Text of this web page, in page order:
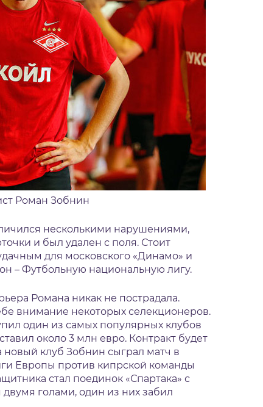
Роман Зобнин
несколькими нарушениями,
и был удален с поля. Стоит
для московского «Динамо» и
– Футбольную национальную лигу.
Романа никак не пострадала.
внимание некоторых селекционеров.
один из самых популярных клубов
около 3 млн евро. Контракт будет
новый клуб Зобнин сыграл матч в
Европы против кипрской команды
стал поединок «Спартака» с
голами, один из них забил